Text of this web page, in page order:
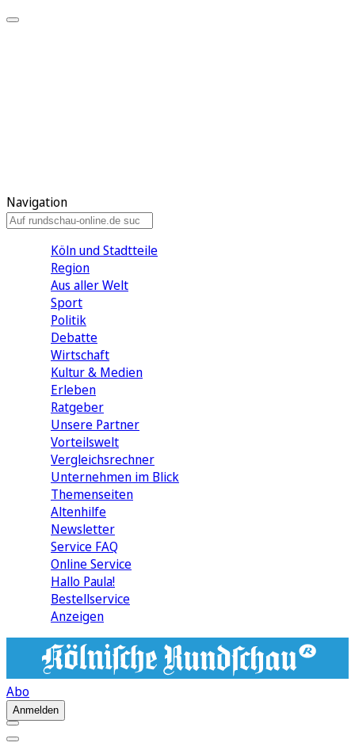
Navigation
Köln und Stadtteile
Region
Aus aller Welt
Sport
Politik
Debatte
Wirtschaft
Kultur & Medien
Erleben
Ratgeber
Unsere Partner
Vorteilswelt
Vergleichsrechner
Unternehmen im Blick
Themenseiten
Altenhilfe
Newsletter
Service FAQ
Online Service
Hallo Paula!
Bestellservice
Anzeigen
Abo
Anmelden